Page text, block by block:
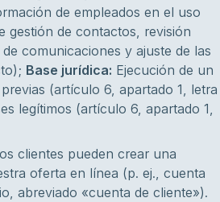
de empleados en el uso
gestión de contactos, revisión
comunicaciones y ajuste de las
Base jurídica: Ejecución de un
(artículo 6, apartado 1, letra
legítimos (artículo 6, apartado 1,
clientes pueden crear una
oferta en línea (p. ej., cuenta
abreviado «cuenta de cliente»).